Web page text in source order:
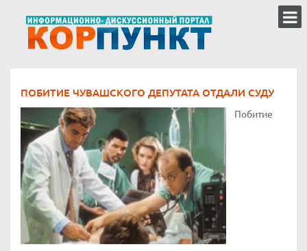
ПОБИТИЕ ЧУВАШСКОГО ДЕПУТАТА ОТДАЛИ СУДУ
Побитие